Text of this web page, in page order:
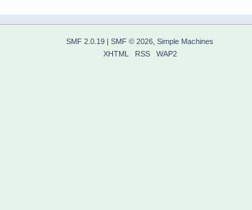
SMF 2.0.19 |SMF © 2026 ,Simple Machines
XHTML
RSS WAP2